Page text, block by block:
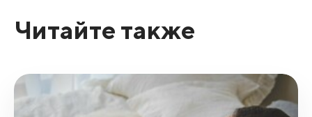
Читайте также